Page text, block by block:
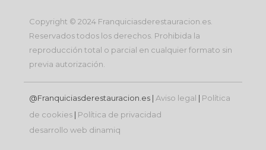
Copyright © 2024 Franquiciasderestauracion.es.
Reservados todos los derechos. Prohibida la
reproducción total o parcial en cualquier formato sin
previa autorización.
@Franquiciasderestauracion.es | Aviso legal | Política
de cookies | Política de privacidad
desarrollo web dinamiq